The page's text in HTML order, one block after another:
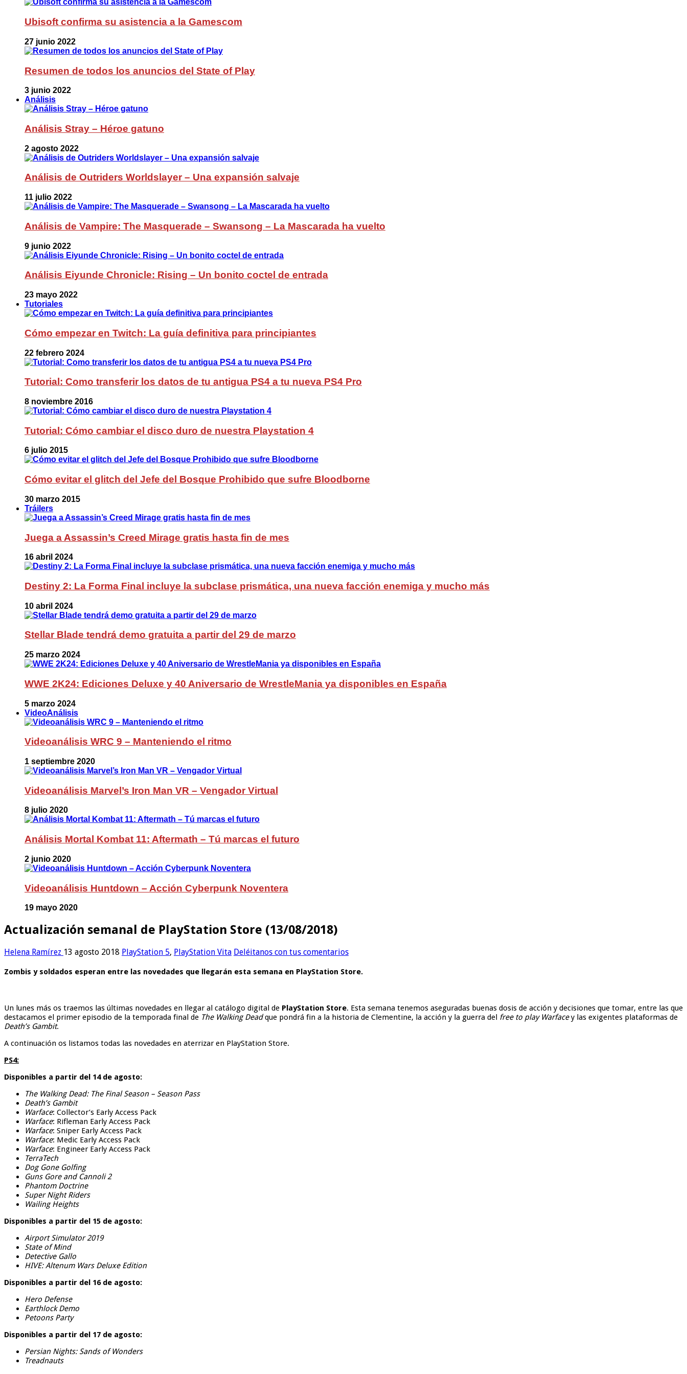
Ubisoft confirma su asistencia a la Gamescom
27 junio 2022
Resumen de todos los anuncios del State of Play
3 junio 2022
Análisis
Análisis Stray – Héroe gatuno
2 agosto 2022
Análisis de Outriders Worldslayer – Una expansión salvaje
11 julio 2022
Análisis de Vampire: The Masquerade – Swansong – La Mascarada ha vuelto
9 junio 2022
Análisis Eiyunde Chronicle: Rising – Un bonito coctel de entrada
23 mayo 2022
Tutoriales
Cómo empezar en Twitch: La guía definitiva para principiantes
22 febrero 2024
Tutorial: Como transferir los datos de tu antigua PS4 a tu nueva PS4 Pro
8 noviembre 2016
Tutorial: Cómo cambiar el disco duro de nuestra Playstation 4
6 julio 2015
Cómo evitar el glitch del Jefe del Bosque Prohibido que sufre Bloodborne
30 marzo 2015
Tráilers
Juega a Assassin’s Creed Mirage gratis hasta fin de mes
16 abril 2024
Destiny 2: La Forma Final incluye la subclase prismática, una nueva facción enemiga y mucho más
10 abril 2024
Stellar Blade tendrá demo gratuita a partir del 29 de marzo
25 marzo 2024
WWE 2K24: Ediciones Deluxe y 40 Aniversario de WrestleMania ya disponibles en España
5 marzo 2024
VideoAnálisis
Videoanálisis WRC 9 – Manteniendo el ritmo
1 septiembre 2020
Videoanálisis Marvel’s Iron Man VR – Vengador Virtual
8 julio 2020
Análisis Mortal Kombat 11: Aftermath – Tú marcas el futuro
2 junio 2020
Videoanálisis Huntdown – Acción Cyberpunk Noventera
19 mayo 2020
Actualización semanal de PlayStation Store (13/08/2018)
Helena Ramírez 13 agosto 2018 PlayStation 5, PlayStation Vita Deléitanos con tus comentarios
Zombis y soldados esperan entre las novedades que llegarán esta semana en PlayStation Store.
Un lunes más os traemos las últimas novedades en llegar al catálogo digital de PlayStation Store. Esta semana tenemos aseguradas buenas dosis de acción y decisiones que tomar, entre las que
destacamos el primer episodio de la temporada final de The Walking Deadque pondrá fin a la historia de Clementine, la acción y la guerra del free to play Warfacey las exigentes plataformas de
Death’s Gambit.
A continuación os listamos todas las novedades en aterrizar en PlayStation Store.
PS4:
Disponibles a partir del 14 de agosto:
The Walking Dead: The Final Season – Season Pass
Death’s Gambit
Warface: Collector’s Early Access Pack
Warface: Rifleman Early Access Pack
Warface: Sniper Early Access Pack
Warface: Medic Early Access Pack
Warface: Engineer Early Access Pack
TerraTech
Dog Gone Golfing
Guns Gore and Cannoli 2
Phantom Doctrine
Super Night Riders
Wailing Heights
Disponibles a partir del 15 de agosto:
Airport Simulator 2019
State of Mind
Detective Gallo
HIVE: Altenum Wars Deluxe Edition
Disponibles a partir del 16 de agosto:
Hero Defense
Earthlock Demo
Petoons Party
Disponibles a partir del 17 de agosto:
Persian Nights: Sands of Wonders
Treadnauts